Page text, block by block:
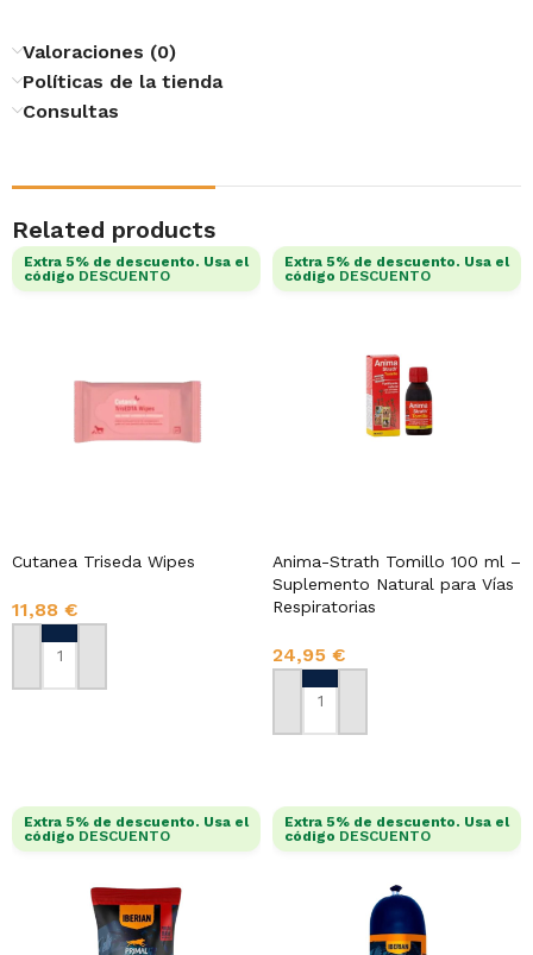
Valoraciones (0)
Políticas de la tienda
Consultas
Related products
Extra 5% de descuento. Usa el
código DESCUENTO
Cutanea Triseda Wipes
11,88 €
AÑADIR AL CARRITO
Extra 5% de descuento. Usa el
código DESCUENTO
Anima-Strath Tomillo 100 ml –
Suplemento Natural para Vías
Respiratorias
24,95 €
AÑADIR AL CARRITO
Extra 5% de descuento. Usa el
código DESCUENTO
Extra 5% de descuento. Usa el
código DESCUENTO